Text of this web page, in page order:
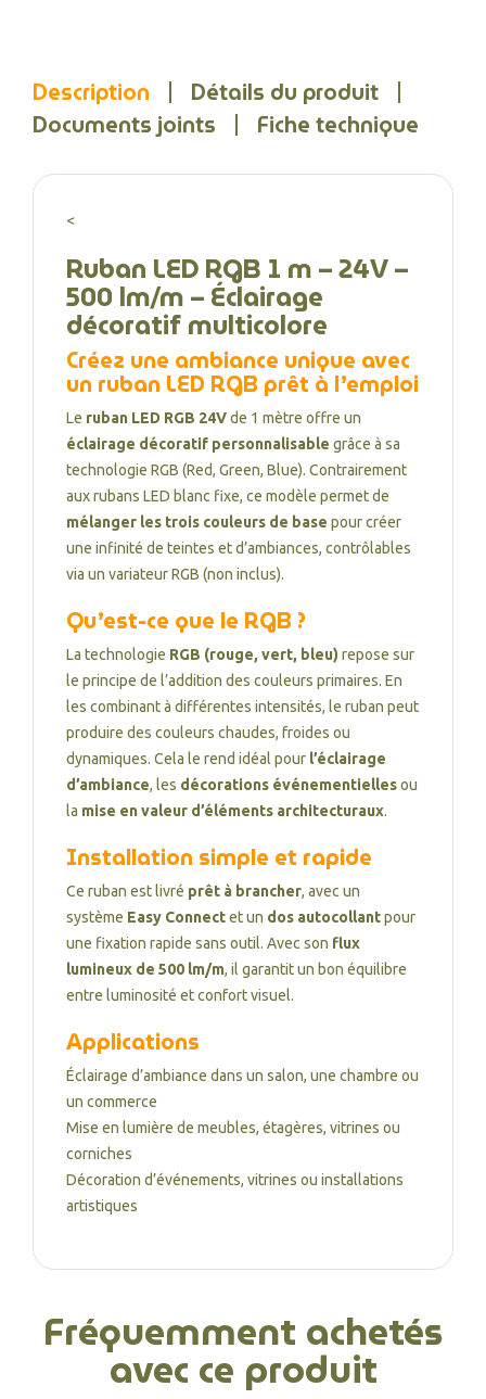
Description
Détails du produit
Documents joints
Fiche technique
<
Ruban LED RGB 1 m – 24V –
500 lm/m – Éclairage
décoratif multicolore
Créez une ambiance unique avec
un ruban LED RGB prêt à l’emploi
Le ruban LED RGB 24Vde 1 mètre offre un
éclairage décoratif personnalisable grâce à sa
technologie RGB (Red, Green, Blue). Contrairement
aux rubans LED blanc fixe, ce modèle permet de
mélanger les trois couleurs de base pour créer
une infinité de teintes et d’ambiances, contrôlables
via un variateur RGB (non inclus).
Qu’est-ce que le RGB ?
La technologie RGB (rouge, vert, bleu) repose sur
le principe de l’addition des couleurs primaires. En
les combinant à différentes intensités, le ruban peut
produire des couleurs chaudes, froides ou
dynamiques. Cela le rend idéal pour l’éclairage
d’ambiance, les décorations événementiellesou
la mise en valeur d’éléments architecturaux.
Installation simple et rapide
Ce ruban est livré prêt à brancher, avec un
système Easy Connectet un dos autocollantpour
une fixation rapide sans outil. Avec son flux
lumineux de 500 lm/m, il garantit un bon équilibre
entre luminosité et confort visuel.
Applications
Éclairage d’ambiance dans un salon, une chambre ou
un commerce
Mise en lumière de meubles, étagères, vitrines ou
corniches
Décoration d’événements, vitrines ou installations
artistiques
Fréquemment achetés
avec ce produit